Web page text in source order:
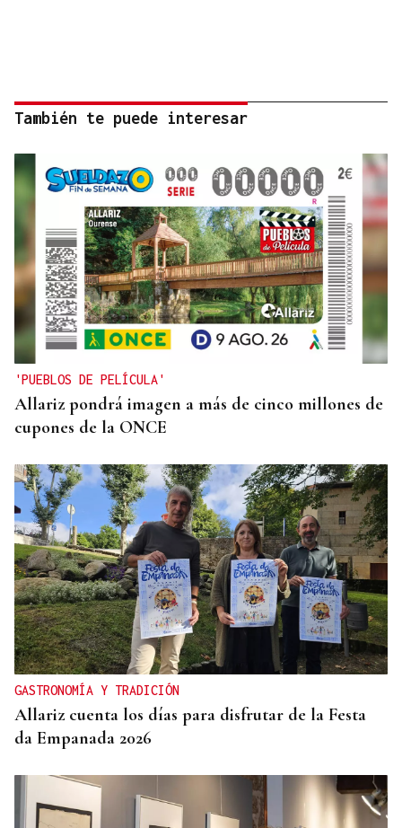
También te puede interesar
'PUEBLOS DE PELÍCULA'
Allariz pondrá imagen a más de cinco millones de
cupones de la ONCE
GASTRONOMÍA Y TRADICIÓN
Allariz cuenta los días para disfrutar de la Festa
da Empanada 2026